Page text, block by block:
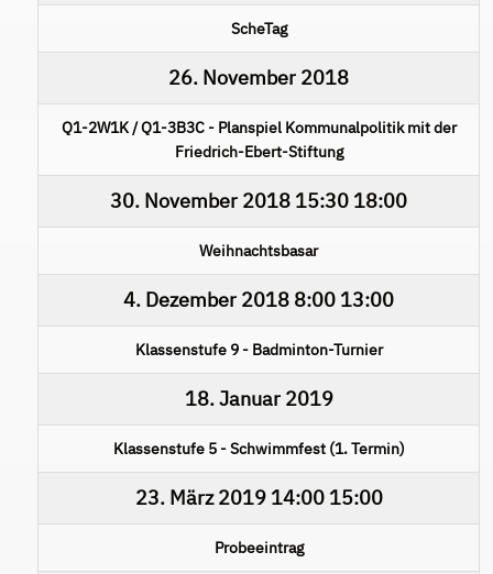
ScheTag
26. November 2018
Q1-2W1K / Q1-3B3C - Planspiel Kommunalpolitik mit der
Friedrich-Ebert-Stiftung
30. November 2018 15:30 18:00
Weihnachtsbasar
4. Dezember 2018 8:00 13:00
Klassenstufe 9 - Badminton-Turnier
18. Januar 2019
Klassenstufe 5 - Schwimmfest (1. Termin)
23. März 201914:00 15:00
Probeeintrag